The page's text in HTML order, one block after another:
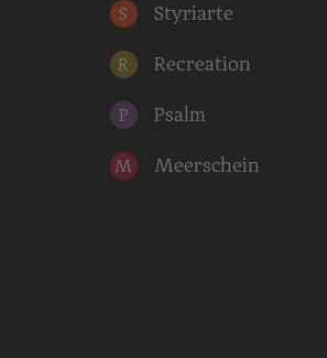
S Styriarte
R Recreation
P Psalm
M Meerschein